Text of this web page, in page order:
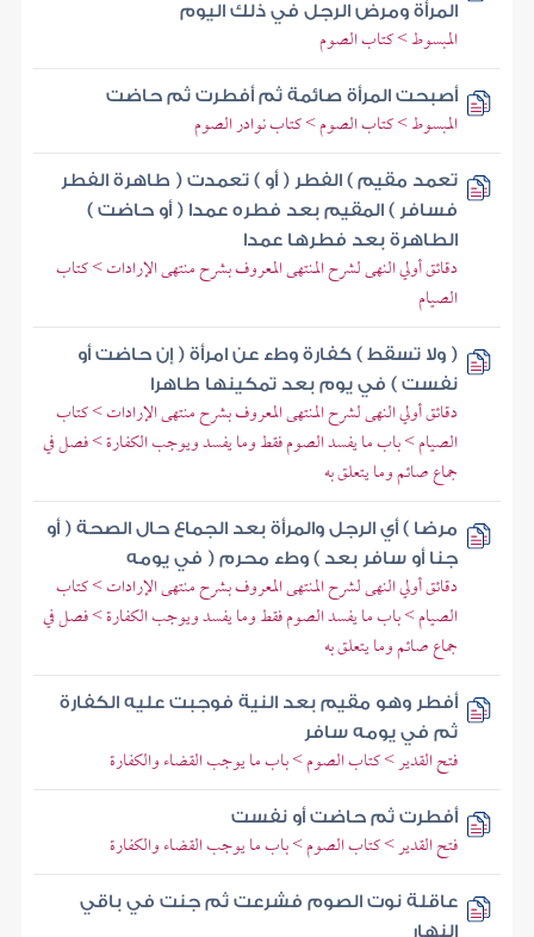
المرأة ومرض الرجل في ذلك اليوم
المبسوط > كتاب الصوم
أصبحت المرأة صائمة ثم أفطرت ثم حاضت
المبسوط > كتاب الصوم > كتاب نوادر الصوم
تعمد مقيم ) الفطر ( أو ) تعمدت ( طاهرة الفطر
فسافر ) المقيم بعد فطره عمدا ( أو حاضت )
الطاهرة بعد فطرها عمدا
دقائق أولي النهى لشرح المنتهى المعروف بشرح منتهى الإرادات > كتاب
الصيام
( ولا تسقط ) كفارة وطء عن امرأة ( إن حاضت أو
نفست ) في يوم بعد تمكينها طاهرا
دقائق أولي النهى لشرح المنتهى المعروف بشرح منتهى الإرادات > كتاب
الصيام > باب ما يفسد الصوم فقط وما يفسد ويوجب الكفارة > فصل في
جماع صائم وما يتعلق به
مرضا ) أي الرجل والمرأة بعد الجماع حال الصحة ( أو
جنا أو سافر بعد ) وطء محرم ( في يومه
دقائق أولي النهى لشرح المنتهى المعروف بشرح منتهى الإرادات > كتاب
الصيام > باب ما يفسد الصوم فقط وما يفسد ويوجب الكفارة > فصل في
جماع صائم وما يتعلق به
أفطر وهو مقيم بعد النية فوجبت عليه الكفارة
ثم في يومه سافر
فتح القدير > كتاب الصوم > باب ما يوجب القضاء والكفارة
أفطرت ثم حاضت أو نفست
فتح القدير > كتاب الصوم > باب ما يوجب القضاء والكفارة
عاقلة نوت الصوم فشرعت ثم جنت في باقي
النهار